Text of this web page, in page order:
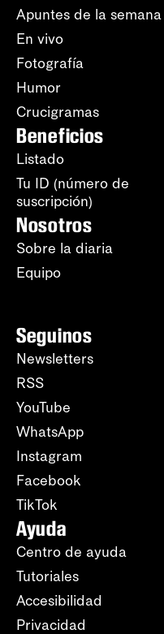
Apuntes de la semana
En vivo
Fotografía
Humor
Crucigramas
Beneficios
Listado
Tu ID (número de
suscripción)
Nosotros
Sobre la diaria
Equipo
Seguinos
Newsletters
RSS
YouTube
WhatsApp
Instagram
Facebook
TikTok
Ayuda
Centro de ayuda
Tutoriales
Accesibilidad
Privacidad